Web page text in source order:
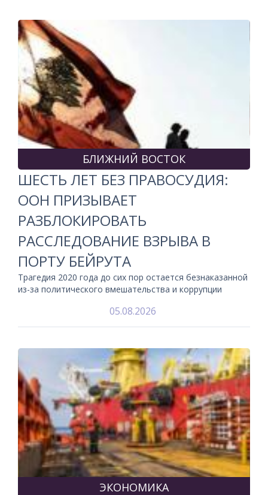
БЛИЖНИЙ ВОСТОК
ШЕСТЬ ЛЕТ БЕЗ ПРАВОСУДИЯ:
ООН ПРИЗЫВАЕТ
РАЗБЛОКИРОВАТЬ
РАССЛЕДОВАНИЕ ВЗРЫВА В
ПОРТУ БЕЙРУТА
Трагедия 2020 года до сих пор остается безнаказанной
из-за политического вмешательства и коррупции
05.08.2026
ЭКОНОМИКА